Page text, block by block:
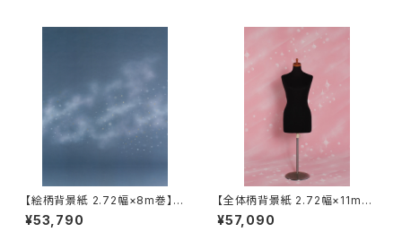
【絵柄背景紙 2.72幅×8m巻】柄
18種類 シーンペイントJサイズ
¥53,790
【全体柄背景紙 2.72幅×11m
巻】 柄12種類 シーンパターン
¥57,090